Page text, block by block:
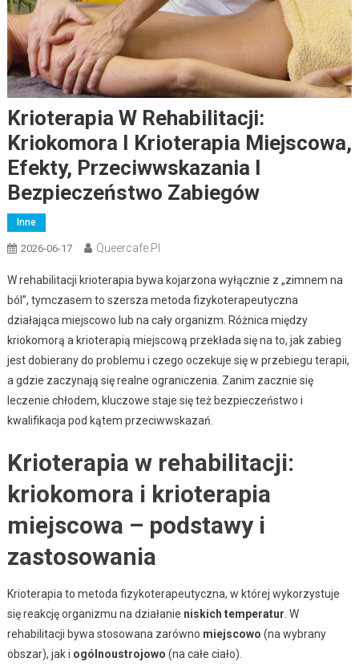
Krioterapia W Rehabilitacji:
Kriokomora I Krioterapia Miejscowa,
Efekty, Przeciwwskazania I
Bezpieczeństwo Zabiegów
Inne
2026-06-17 Queercafe.pl
W rehabilitacji krioterapia bywa kojarzona wyłącznie z „zimnem na
ból”, tymczasem to szersza metoda fizykoterapeutyczna
działająca miejscowo lub na cały organizm. Różnica między
kriokomorą a krioterapią miejscową przekłada się na to, jak zabieg
jest dobierany do problemu i czego oczekuje się w przebiegu terapii,
a gdzie zaczynają się realne ograniczenia. Zanim zacznie się
leczenie chłodem, kluczowe staje się też bezpieczeństwo i
kwalifikacja pod kątem przeciwwskazań.
Krioterapia w rehabilitacji:
kriokomora i krioterapia
miejscowa – podstawy i
zastosowania
Krioterapia to metoda fizykoterapeutyczna, w której wykorzystuje
się reakcję organizmu na działanie niskich temperatur . W
rehabilitacji bywa stosowana zarówno miejscowo (na wybrany
obszar), jak i ogólnoustrojowo (na całe ciało).